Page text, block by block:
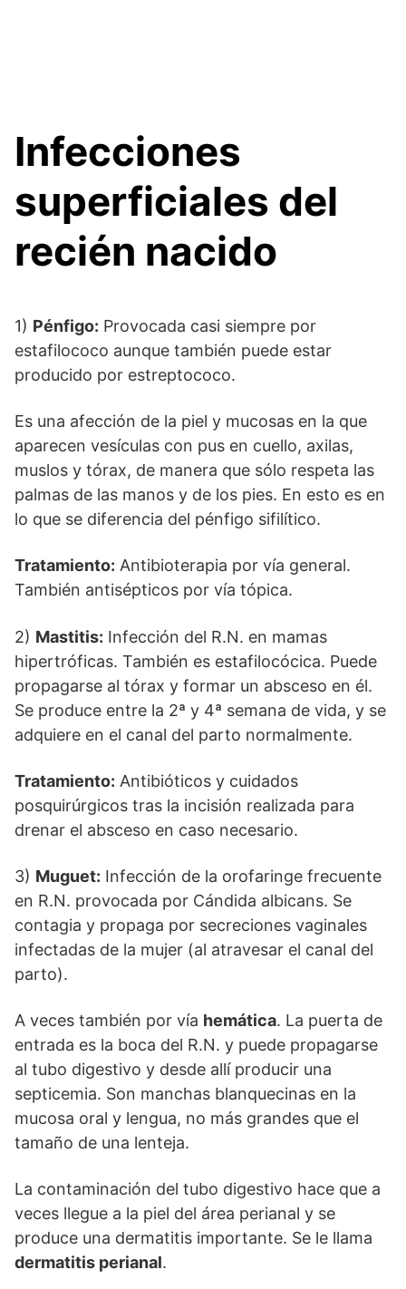
Infecciones
superficiales del
recién nacido
1) Pénfigo: Provocada casi siempre por
estafilococo aunque también puede estar
producido por estreptococo.
Es una afección de la piel y mucosas en la que
aparecen vesículas con pus en cuello, axilas,
muslos y tórax, de manera que sólo respeta las
palmas de las manos y de los pies. En esto es en
lo que se diferencia del pénfigo sifilítico.
Tratamiento: Antibioterapia por vía general.
También antisépticos por vía tópica.
2) Mastitis: Infección del R.N. en mamas
hipertróficas. También es estafilocócica. Puede
propagarse al tórax y formar un absceso en él.
Se produce entre la 2ª y 4ª semana de vida, y se
adquiere en el canal del parto normalmente.
Tratamiento: Antibióticos y cuidados
posquirúrgicos tras la incisión realizada para
drenar el absceso en caso necesario.
3) Muguet: Infección de la orofaringe frecuente
en R.N. provocada por Cándida albicans. Se
contagia y propaga por secreciones vaginales
infectadas de la mujer (al atravesar el canal del
parto).
A veces también por vía hemática. La puerta de
entrada es la boca del R.N. y puede propagarse
al tubo digestivo y desde allí producir una
septicemia. Son manchas blanquecinas en la
mucosa oral y lengua, no más grandes que el
tamaño de una lenteja.
La contaminación del tubo digestivo hace que a
veces llegue a la piel del área perianal y se
produce una dermatitis importante. Se le llama
dermatitis perianal.